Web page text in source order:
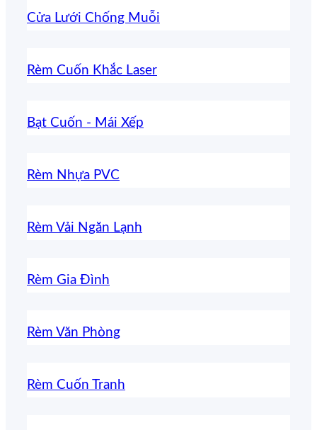
Cửa Lưới Chống Muỗi
Rèm Cuốn Khắc Laser
Bạt Cuốn - Mái Xếp
Rèm Nhựa PVC
Rèm Vải Ngăn Lạnh
Rèm Gia Đình
Rèm Văn Phòng
Rèm Cuốn Tranh